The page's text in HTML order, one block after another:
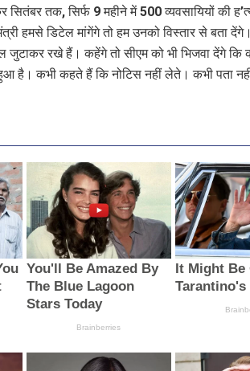
तक, सिर्फ 9 महीने में 500 व्यवसायियों की
हमसे डिटेल मांगेंगे तो हम उनको विस्तार से बता
जुटाकर रखे हैं। कहेंगे तो सीएम को भी भिजवा देंगे कि
हुआ है। कभी कहते हैं कि नोटिस नहीं लेते। कभी पता